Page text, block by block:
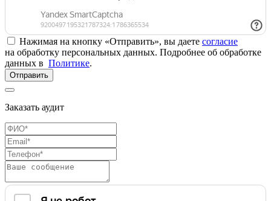
Нажимая на кнопку «Отправить», вы даете согласие
на обработку персональных данных. Подробнее об обработке
данных в Политике.
Отправить
Заказать аудит